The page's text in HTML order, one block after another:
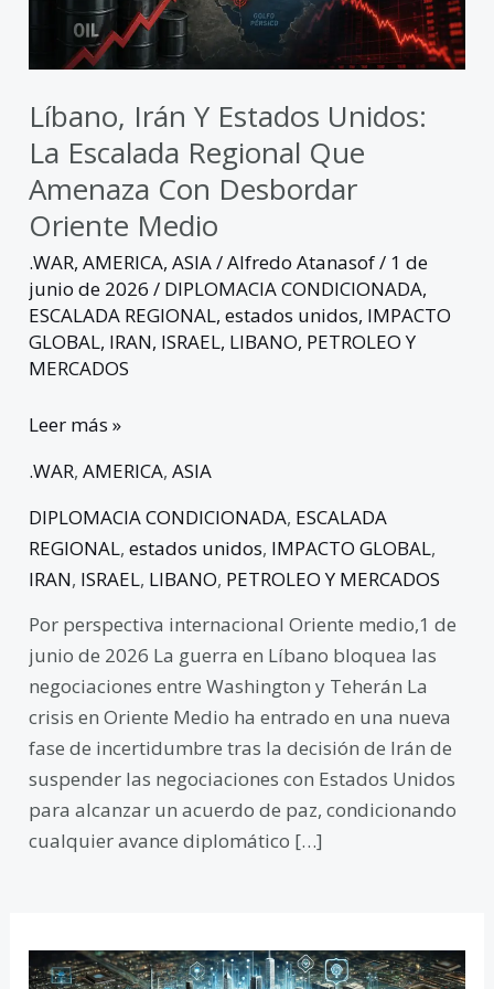
Líbano, Irán Y Estados Unidos:
La Escalada Regional Que
Amenaza Con Desbordar
Oriente Medio
.WAR,AMERICA,ASIA/Alfredo Atanasof/ 1 de
junio de 2026/ DIPLOMACIA CONDICIONADA,
ESCALADA REGIONAL,estados unidos, IMPACTO
GLOBAL, IRAN, ISRAEL, LIBANO, PETROLEO Y
MERCADOS
regional
amenaza
con
desbordar
Oriente
Medio
Leer más »
.WAR,AMERICA,ASIA
DIPLOMACIA CONDICIONADA, ESCALADA
REGIONAL,estados unidos, IMPACTO GLOBAL,
IRAN, ISRAEL, LIBANO, PETROLEO Y MERCADOS
Por perspectiva internacional Oriente medio,1 de
junio de 2026 La guerra en Líbano bloquea las
negociaciones entre Washington y Teherán La
crisis en Oriente Medio ha entrado en una nueva
fase de incertidumbre tras la decisión de Irán de
suspender las negociaciones con Estados Unidos
para alcanzar un acuerdo de paz, condicionando
cualquier avance diplomático […]